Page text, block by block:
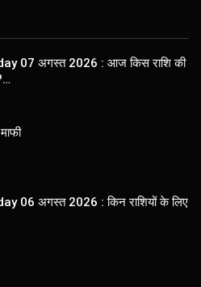
07 अगस्त 2026 : आज किस राशि की
06 अगस्त 2026 : किन राशियों के लिए